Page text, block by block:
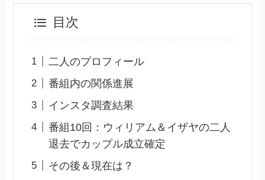
目次
二人のプロフィール
番組内の関係進展
インスタ調査結果
番組10回：ウィリアム＆イザヤの二人
退去でカップル成立確定
その後＆現在は？